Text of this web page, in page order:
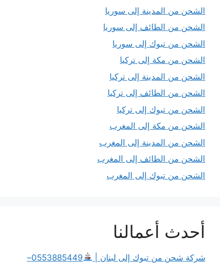
الشحن من المدينة إلى سوريا
الشحن من الطائف إلى سوريا
الشحن من تبوك إلى سوريا
الشحن من مكة إلى تركيا
الشحن من المدينة إلى تركيا
الشحن من الطائف إلى تركيا
الشحن من تبوك إلى تركيا
الشحن من مكة إلى المغرب
الشحن من المدينة إلى المغرب
الشحن من الطائف إلى المغرب
الشحن من تبوك إلى المغرب
أحدث أعمالنا
شركة شحن من تبوك إلى لبنان |
0553885449–